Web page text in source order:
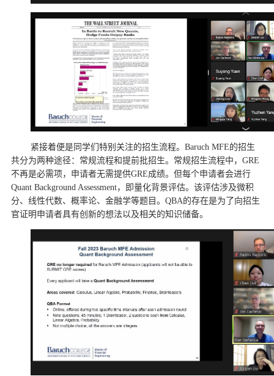
紧接着便是同学们特别关注的招生流程。Baruch MFE的招生
共分为两种途径：常规流程和提前批招生。常规招生流程中，GRE
不再是必需项，申请者无需提供GRE成绩。但每个申请者会进行
Quant Background Assessment，即量化背景评估。该评估涉及微积
分、线性代数、概率论、金融学等题目。QBA的存在是为了向招生
官证明申请者具有创新的想法以及相关的知识储备。